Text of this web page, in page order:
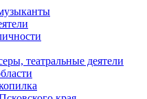
театральные деятели